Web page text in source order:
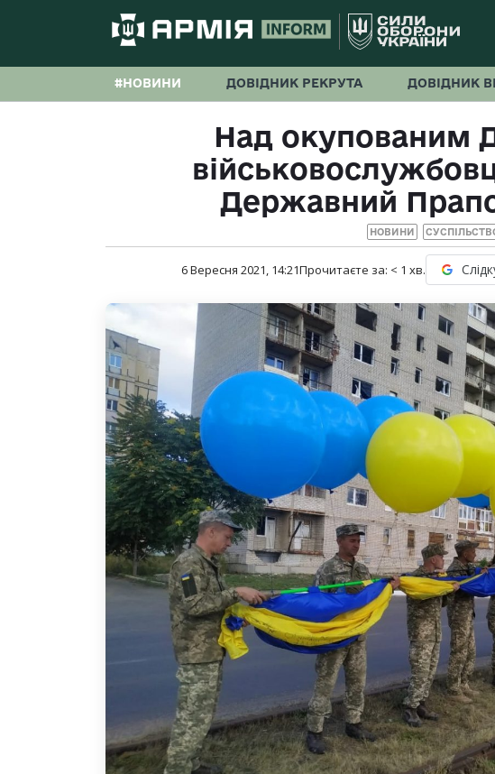
#НОВИНИ ДОВІДНИК РЕКРУТА ДОВІДНИК
Над окупованим
Державний
НОВИНИ
6 Вересня 2021, 14:21Прочитаєте за: < 1 хв.